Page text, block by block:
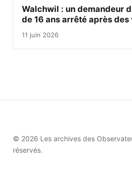
Walchwil : un demandeur
de 16 ans arrêté après des
11 juin 2026
© 2026 Les archives des
réservés.